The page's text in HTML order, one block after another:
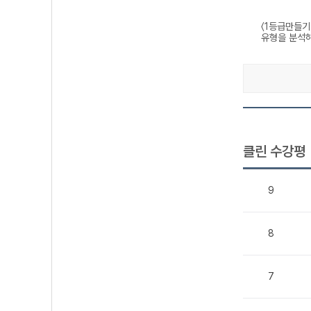
〈1등급만들
유형을 분석
클린 수강평
9
8
7